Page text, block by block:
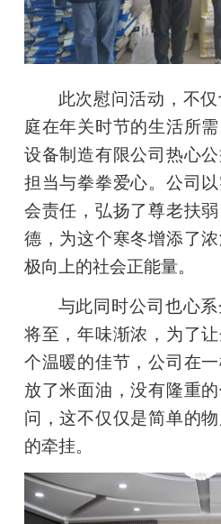
此次慰问活动，不
庭在年关时节的生活所
设备制造有限公司热心
担当与拳拳爱心。公司
会责任，弘扬了尊老扶
德，为这个寒冬增添了
极向上的社会正能量。
与此同时公司也心
将至，年味渐浓，为了
个温暖的佳节，公司在
放了米面油，没有隆重
问，这不仅仅是简单的
的牵挂。